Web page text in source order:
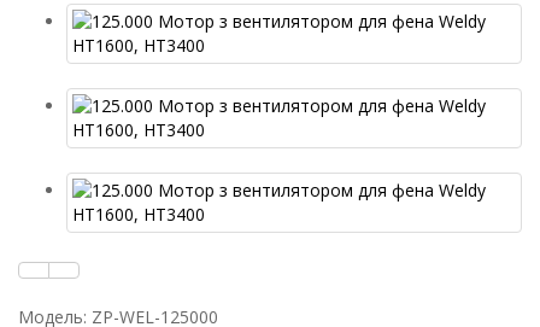
Модель: ZP-WEL-125000